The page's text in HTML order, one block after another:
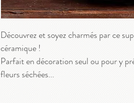
Découvrez et soyez charmés par ce
céramique !
Parfait en décoration seul ou pour y
fleurs séchées...